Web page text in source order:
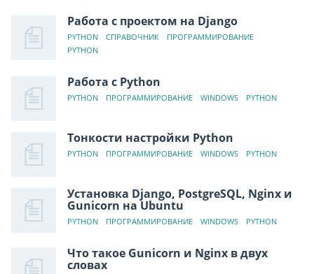
Работа с проектом на Django
PYTHON СПРАВОЧНИК
ПРОГРАММИРОВАНИЕ
PYTHON
Работа с Python
PYTHON ПРОГРАММИРОВАНИЕ WINDOWS PYTHON
Тонкости настройки Python
PYTHON ПРОГРАММИРОВАНИЕ WINDOWS PYTHON
Установка Django, PostgreSQL, Nginx и
Gunicorn на Ubuntu
PYTHON ПРОГРАММИРОВАНИЕ WINDOWS PYTHON
Что такое Gunicorn и Nginx в двух
словах